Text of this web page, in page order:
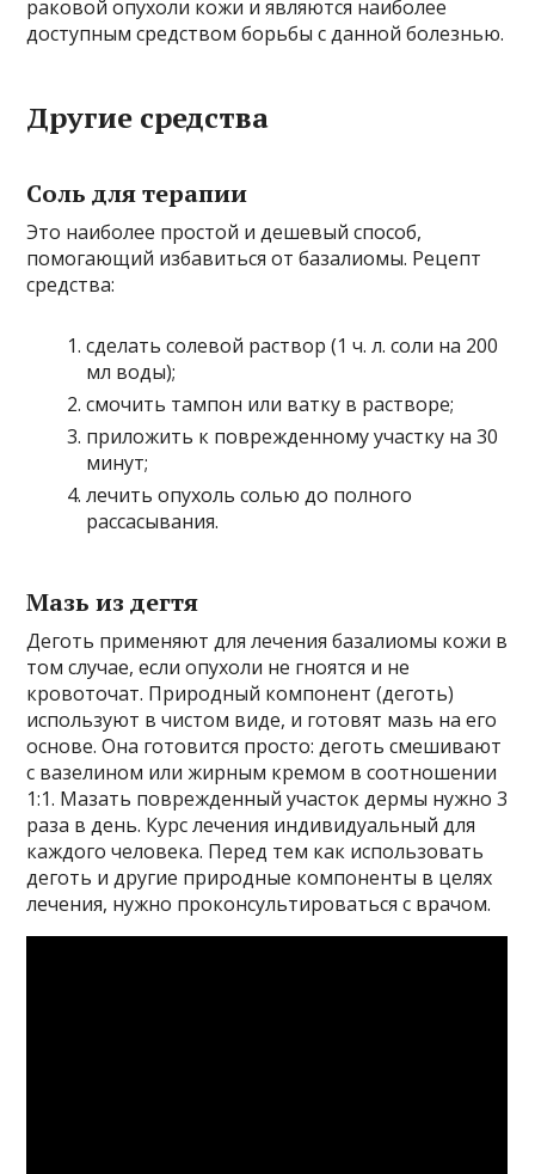
раковой опухоли кожи и являются наиболее
доступным средством борьбы с данной болезнью.
Другие средства
Соль для терапии
Это наиболее простой и дешевый способ,
помогающий избавиться от базалиомы. Рецепт
средства:
сделать солевой раствор (1 ч. л. соли на 200
мл воды);
смочить тампон или ватку в растворе;
приложить к поврежденному участку на 30
минут;
лечить опухоль солью до полного
рассасывания.
Мазь из дегтя
Деготь применяют для лечения базалиомы кожи в
том случае, если опухоли не гноятся и не
кровоточат. Природный компонент (деготь)
используют в чистом виде, и готовят мазь на его
основе. Она готовится просто: деготь смешивают
с вазелином или жирным кремом в соотношении
1:1. Мазать поврежденный участок дермы нужно 3
раза в день. Курс лечения индивидуальный для
каждого человека. Перед тем как использовать
деготь и другие природные компоненты в целях
лечения, нужно проконсультироваться с врачом.